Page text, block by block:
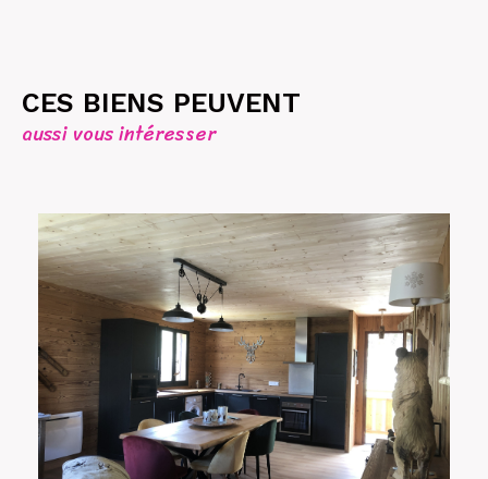
CES BIENS PEUVENT
aussi vous intéresser